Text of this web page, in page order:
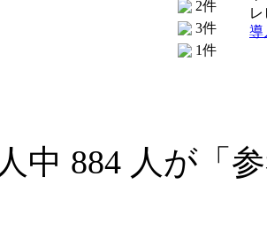
2件
3件
1件
導
人中 884 人が「